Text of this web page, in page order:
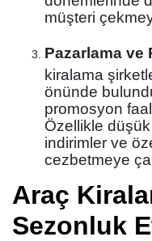
müşteri
Pazarlama ve
kiralama
önünde
promosyon
Özellikle
indirimler ve
cezbetmeye
Araç
Sezonluk